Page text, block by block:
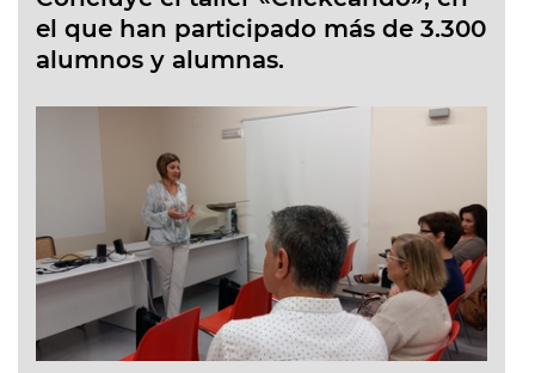
el que han participado más de 3.300
alumnos y alumnas.